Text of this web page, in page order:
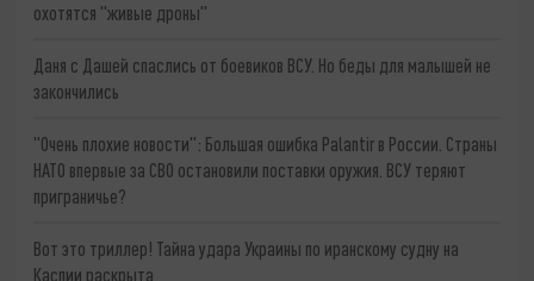
охотятся "живые дроны"
Даня с Дашей спаслись от боевиков ВСУ. Но беды для малышей не
закончились
"Очень плохие новости": Большая ошибка Palantir в России. Страны
НАТО впервые за СВО остановили поставки оружия. ВСУ теряют
приграничье?
Вот это триллер! Тайна удара Украины по иранскому судну на
Каспии раскрыта